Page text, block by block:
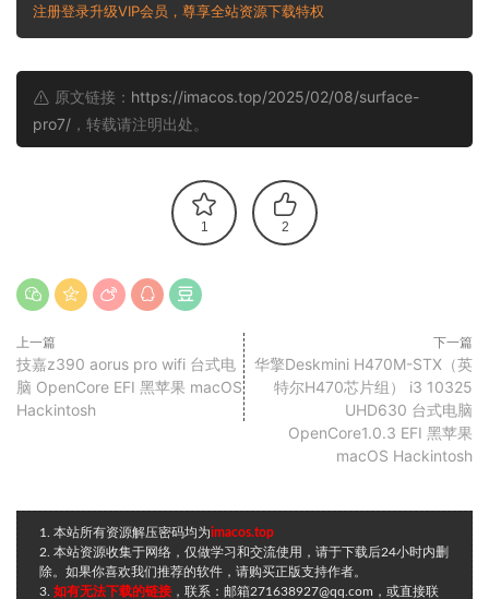
注册登录升级VIP会员，尊享全站资源下载特权
原文链接： https://imacos.top/2025/02/08/surface-
pro7/ ，转载请注明出处。
1 2
上一篇
技嘉z390 aorus pro wifi 台式电
脑 OpenCore EFI 黑苹果 macOS
Hackintosh
下一篇
华擎Deskmini H470M-STX（英
特尔H470芯片组） i3 10325
UHD630 台式电脑
OpenCore1.0.3 EFI 黑苹果
macOS Hackintosh
1. 本站所有资源解压密码均为imacos.top
2. 本站资源收集于网络，仅做学习和交流使用，请于下载后24小时内删
除。如果你喜欢我们推荐的软件，请购买正版支持作者。
3. 如有无法下载的链接 ，联系：邮箱271638927@qq.com，或直接联